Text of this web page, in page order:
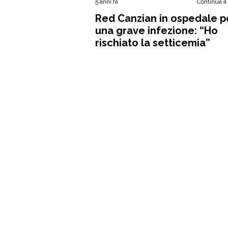
5 anni fa Continua
Red Canzian in ospedale
una grave infezione: “Ho
rischiato la setticemia”